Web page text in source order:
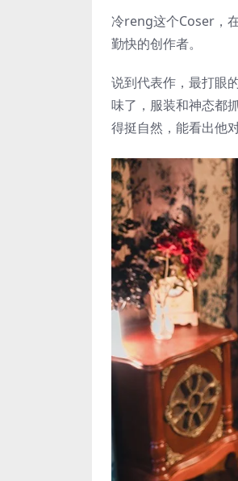
冷reng这个Coser，
勤快的创作者。
说到代表作，最打眼
味了，服装和神态都
得挺自然，能看出他